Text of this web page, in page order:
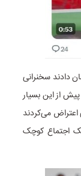
دادند سخنرانی
از این بسیار
اعتراض می‌کردند
اجتماع کوچک